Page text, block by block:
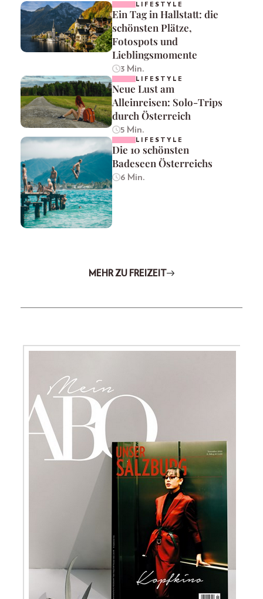
LIFESTYLE
Ein Tag in Hallstatt: die
schönsten Plätze,
Fotospots und
Lieblingsmomente
3 Min.
LIFESTYLE
Neue Lust am
Alleinreisen: Solo-Trips
durch Österreich
5 Min.
LIFESTYLE
Die 10 schönsten
Badeseen Österreichs
6 Min.
MEHR ZU FREIZEIT